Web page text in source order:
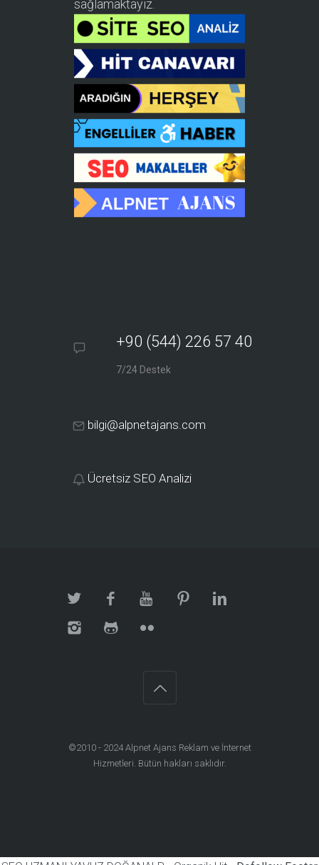
sağlamaktayız.
+90 (544) 226 57 40
7/24 Destek
bilgi@alpnetajans.com
Ücretsiz SEO Analizi
©2010 - 2024Alpnet Ajans Reklam ve İnternet
Hizmetleri . Bütün hakları saklıdır.